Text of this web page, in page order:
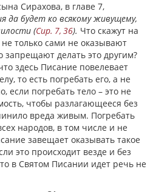
Сирахова, в главе 7,
да будет ко всякому живущему,
(Сир. 7, 36). Что скажут на
только сами не оказывают
делать это другим?
здесь Писание повелевает
то есть погребать его, а не
если погребать тело – это не
чтобы разлагающееся без
вреда живым. Погребать
народов, в том числе и не
завещает оказывать такое
это происходит везде и без
в Святом Писании идет речь не